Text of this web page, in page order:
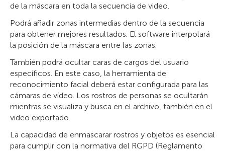
de la máscara en toda la secuencia de video.
Podrá añadir zonas intermedias dentro de la secuencia
para obtener mejores resultados. El software interpolará
la posición de la máscara entre las zonas.
También podrá ocultar caras de cargos del usuario
específicos. En este caso, la herramienta de
reconocimiento facial deberá estar configurada para las
cámaras de vídeo. Los rostros de personas se ocultarán
mientras se visualiza y busca en el archivo, también en el
video exportado.
La capacidad de enmascarar rostros y objetos es esencial
para cumplir con la normativa del RGPD (Reglamento